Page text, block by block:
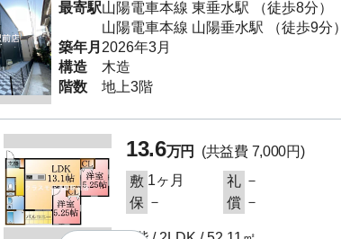
最寄駅山陽電車本線 東垂水駅 （徒歩8分）
山陽電車本線 山陽垂水駅 （徒歩9分）
築年月 2026年3月
構造
木造
階数
地上3階
13.6万円
(共益費 7,000円)
敷 1ヶ月 礼 －
保 － 償 －